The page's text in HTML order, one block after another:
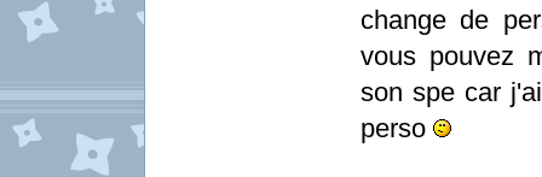
change de
vous pouvez
son spe car
perso